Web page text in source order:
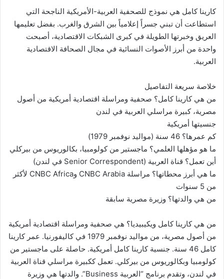
كارينا كامل هي نموذج للصحفية العربية-الأمريكية الناجحة التي
استطاعت أن تبني جسراً إعلامياً بين الشرق والغرب. بفضل تعليمها
العريق وخبرتها الطويلة في كبرى الشبكات الاقتصادية، أصبحت
واحدة من أبرز الأصوات النسائية في مجال الصحافة الاقتصادية
العربية.
خلاصة سريعة التفاصيل
من هي كارينا كامل؟ صحفية ومراسلة اقتصادية أمريكية من أصول
مصرية، كبيرة مراسلي العربية في لندن
جنسيتها أمريكية
كم عمرها؟ 46 سنة (مواليد نوفمبر 1979)
ما هو مؤهلها العلمي؟ ماجستير من كولومبيا، بكالوريوس من بيركلي
أين تعمل؟ قناة العربية (Senior Correspondent في لندن)
ما هي أبرز محطاتها؟ مراسلة CNBC Arabia وCNBC Africa لأكثر
من 5 سنوات
من هي والدتها؟ وزيرة مصرية سابقة
من هي كارينا كامل ويكيبيديا؟ هي صحفية ومراسلة اقتصادية أمريكية
من أصول مصرية، من مواليد نوفمبر 1979 في كاليفورنيا. عمر كارينا
كامل 46 سنة. جنسية كارينا كامل أمريكية. حاصلة على ماجستير من
كولومبيا وبكالوريوس من بيركلي. تعمل ككبيرة مراسلي قناة العربية
في لندن، وتقدم برنامج “العربية Business”. والدتها هي وزيرة